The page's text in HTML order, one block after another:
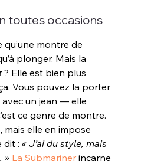
toutes occasions
montre de
plonger. Mais la
? Elle est bien plus
Vous pouvez la porter
avec un jean — elle
ce genre de montre.
elle en impose
dit : « J’ai du style, mais
» La Submariner incarne